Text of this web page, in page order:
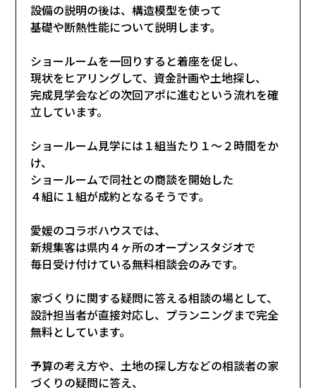
設備の説明の後は、構造模型を使って
基礎や断熱性能について説明します。
ショールームを一回りすると着座を促し、
現状をヒアリングして、資金計画や土地探し、
完成見学会などの次回アポに進むという流れを確
立しています。
ショールーム見学には１組当たり１〜２時間をか
け、
ショールームで同社との商談を開始した
４組に１組が成約となるそうです。
愛媛のコラボハウスでは、
新規集客は県内４ヶ所のオープンスタジオで
毎日受け付けている無料相談会のみです。
家づくりに関する疑問に答える相談の場として、
設計担当者が直接対応し、プランニングまで完全
無料としています。
予算の考え方や、土地の探し方などの相談者の家
づくりの疑問に答え、